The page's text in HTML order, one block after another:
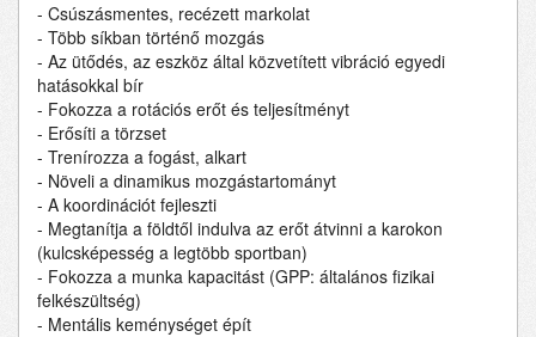
- Csúszásmentes, recézett markolat
- Több síkban történő mozgás
- Az ütődés, az eszköz által közvetített vibráció egyedi
hatásokkal bír
- Fokozza a rotációs erőt és teljesítményt
- Erősíti a törzset
- Trenírozza a fogást, alkart
- Növeli a dinamikus mozgástartományt
- A koordinációt fejleszti
- Megtanítja a földtől indulva az erőt átvinni a karokon
(kulcsképesség a legtöbb sportban)
- Fokozza a munka kapacitást (GPP: általános fizikai
felkészültség)
- Mentális keménységet épít